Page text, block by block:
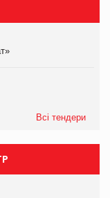
Всі тендери